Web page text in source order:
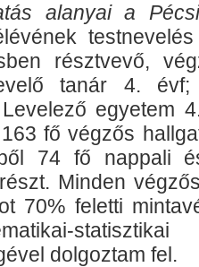
alanyai a
résztvevő,
tanár 4. évf;
egyetem
fő végzős
74 fő nappali
Minden
70% feletti
statisztikai
dolgoztam fel.